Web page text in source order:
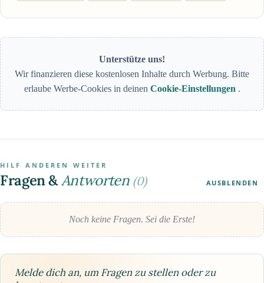
Unterstütze uns!
Wir finanzieren diese kostenlosen Inhalte durch Werbung. Bitte
erlaube Werbe-Cookies in deinen Cookie-Einstellungen .
HILF ANDEREN WEITER
Fragen &Antworten (0) AUSBLENDEN
Noch keine Fragen. Sei die Erste!
Melde dich an, um Fragen zu stellen oder zu